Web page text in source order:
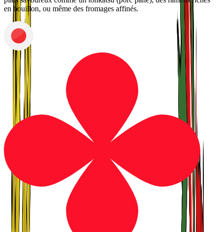
en bouillon, ou même des fromages affinés.